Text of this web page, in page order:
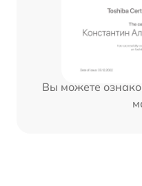
Вы можете